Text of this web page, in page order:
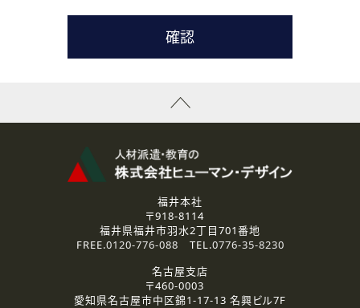
たします。
( 3 ) スタッフ派遣を検討されている企業の皆様
お問い合わせの内容に回答するために利用いたします。
なお、ご連絡手段は、電話・Ｅメールのいずれかの方法とい
資料送付、受講相談に関するご連絡のために利用いたしま
その他、お問い合わせの内容に回答するために利用いたし
なお、ご連絡手段は、電話・Ｅメールのいずれかの方法とい
2.個人情報の第三者提供
ご提供いただいた個人情報は、法令等の規定に従う場合を除き、
3.個人情報の取り扱いの委託
弊社の定める個人情報保護の評価基準を満たした委託先に、個
福井本社
〒918-8114
福井県福井市羽水2丁目701番地
FREE.0120-776-088 TEL.0776-35-8230
名古屋支店
〒460-0003
愛知県名古屋市中区錦1-17-13 名興ビル7F